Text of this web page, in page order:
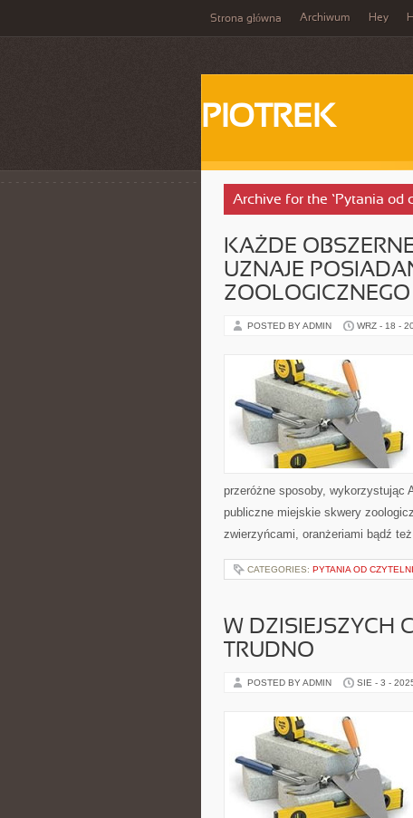
Strona główna Archiwum Hey
PIOTREK
Archive for the ‘Pytania od
KAŻDE
UZNAJE
POSTED BY ADMIN WRZ - 18 -
przeróżne sposoby, wykorzystując
publiczne miejskie skwery
zwierzyńcami, oranżeriami bądź
CATEGORIES: PYTANIA OD
W DZISIEJSZYCH
TRUDNO
POSTED BY ADMIN SIE - 3 -